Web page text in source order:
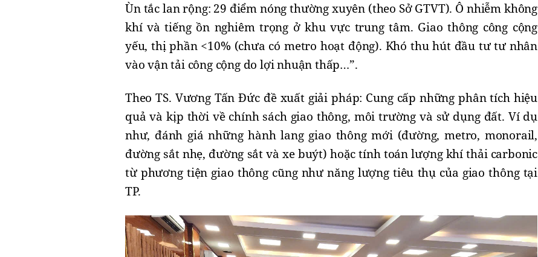
Ùn tắc lan rộng: 29 điểm nóng thường xuyên (theo Sở GTVT). Ô nhiễm không
khí và tiếng ồn nghiêm trọng ở khu vực trung tâm. Giao thông công cộng
yếu, thị phần <10% (chưa có metro hoạt động). Khó thu hút đầu tư tư nhân
vào vận tải công cộng do lợi nhuận thấp…”.
Theo TS. Vương Tấn Đức đề xuất giải pháp: Cung cấp những phân tích hiệu
quả và kịp thời về chính sách giao thông, môi trường và sử dụng đất. Ví dụ
như, đánh giá những hành lang giao thông mới (đường, metro, monorail,
đường sắt nhẹ, đường sắt và xe buýt) hoặc tính toán lượng khí thải carbonic
từ phương tiện giao thông cũng như năng lượng tiêu thụ của giao thông tại
TP.